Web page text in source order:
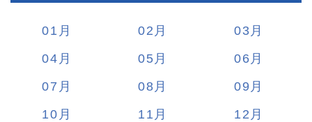
01 02
03
04
05
06
07
08
09
10
11 12